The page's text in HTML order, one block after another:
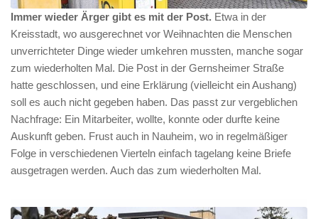
Immer wieder Ärger gibt es mit der Post. Etwa in der
Kreisstadt, wo ausgerechnet vor Weihnachten die Menschen
unverrichteter Dinge wieder umkehren mussten, manche sogar
zum wiederholten Mal. Die Post in der Gernsheimer Straße
hatte geschlossen, und eine Erklärung (vielleicht ein Aushang)
soll es auch nicht gegeben haben. Das passt zur vergeblichen
Nachfrage: Ein Mitarbeiter, wollte, konnte oder durfte keine
Auskunft geben. Frust auch in Nauheim, wo in regelmäßiger
Folge in verschiedenen Vierteln einfach tagelang keine Briefe
ausgetragen werden. Auch das zum wiederholten Mal.